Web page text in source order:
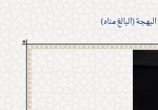
(البالغ مناه)